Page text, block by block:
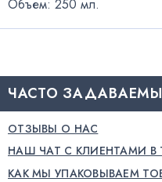
Объем: 250 мл.
ЧАСТО
ОТЗЫВЫ О НАС
НАШ ЧАТ С КЛИЕНТАМИ В
КАК МЫ УПАКОВЫВАЕМ